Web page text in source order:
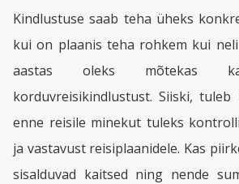
Kindlustuse saab teha üheks
kui on plaanis teha rohkem kui
aastas oleks mõtekas
korduvreisikindlustust. Siiski, tuleb
enne reisile minekut tuleks
ja vastavust reisiplaanidele. Kas
sisalduvad kaitsed ning nende